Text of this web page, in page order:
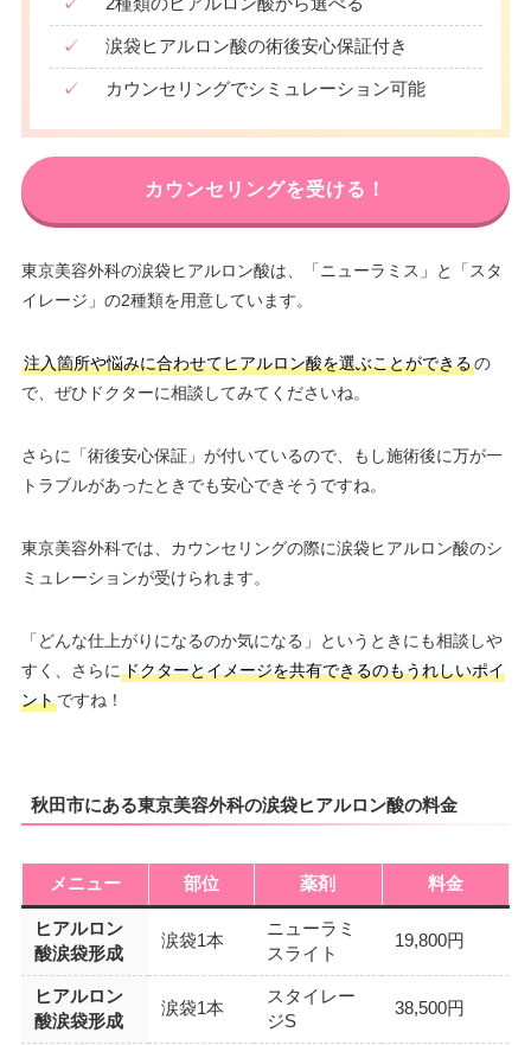
✓ 涙袋ヒアルロン酸の術後安心保証付き
✓ カウンセリングでシミュレーション可能
カウンセリングを受ける！
東京美容外科の涙袋ヒアルロン酸は、「ニューラミス」と「スタ
イレージ」の2種類を用意しています。
注入箇所や悩みに合わせてヒアルロン酸を選ぶことができるの
で、ぜひドクターに相談してみてくださいね。
さらに「術後安心保証」が付いているので、もし施術後に万が一
トラブルがあったときでも安心できそうですね。
東京美容外科では、カウンセリングの際に涙袋ヒアルロン酸のシ
ミュレーションが受けられます。
「どんな仕上がりになるのか気になる」というときにも相談しや
すく、さらにドクターとイメージを共有できるのもうれしいポイ
ントですね！
秋田市にある東京美容外科の涙袋ヒアルロン酸の料金
メニュー 部位 薬剤 料金
ヒアルロン
酸涙袋形成
涙袋1本
ニューラミ
スライト
19,800円
ヒアルロン
酸涙袋形成
涙袋1本
スタイレー
ジS
38,500円